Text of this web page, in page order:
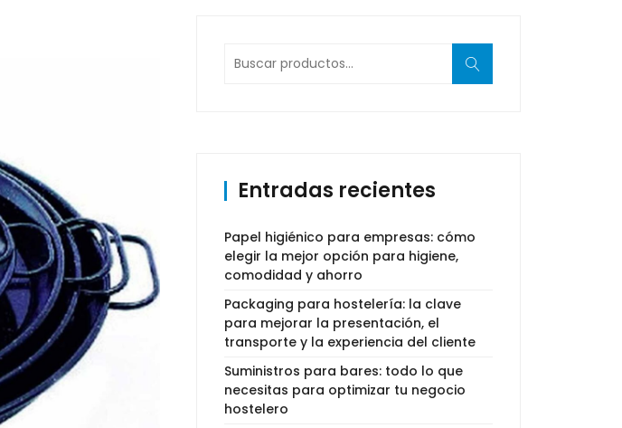
por:
Entradas recientes
Papel higiénico para empresas: cómo
elegir la mejor opción para higiene,
comodidad y ahorro
Packaging para hostelería: la clave
para mejorar la presentación, el
transporte y la experiencia del cliente
Suministros para bares: todo lo que
necesitas para optimizar tu negocio
hostelero